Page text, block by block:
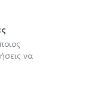
να